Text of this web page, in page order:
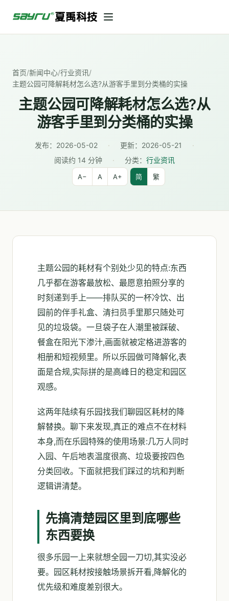
首页/新闻中心/行业资讯/
主题公园可降解耗材怎么选?从游客手里到分类桶的实操
主题公园可降解耗材怎么选?从
游客手里到分类桶的实操
发布： 2026-05-02 · 更新： 2026-05-21
·
阅读约 14 分钟
· 分类： 行业资讯
A− A A+ 简 繁
主题公园的耗材有个别处少见的特点:东西
几乎都在游客最放松、最愿意拍照分享的
时刻递到手上——排队买的一杯冷饮、出
园前的伴手礼盒、清扫员手里那只随处可
见的垃圾袋。一旦袋子在人潮里被踩破、
餐盒在阳光下渗汁,画面就被定格进游客的
相册和短视频里。所以乐园做可降解化,表
面是合规,实际拼的是高峰日的稳定和园区
观感。
这两年陆续有乐园找我们聊园区耗材的降
解替换。聊下来发现,真正的难点不在材料
本身,而在乐园特殊的使用场景:几万人同时
入园、午后地表温度很高、垃圾要按四色
分类回收。下面就把我们踩过的坑和判断
逻辑讲清楚。
先搞清楚园区里到底哪些
东西要换
很多乐园一上来就想全园一刀切,其实没必
要。园区耗材按接触场景拆开看,降解化的
优先级和难度差别很大。